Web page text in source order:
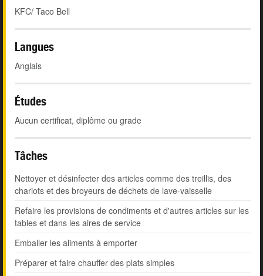
KFC/ Taco Bell
Langues
Anglais
Études
Aucun certificat, diplôme ou grade
Tâches
Nettoyer et désinfecter des articles comme des treillis, des
chariots et des broyeurs de déchets de lave-vaisselle
Refaire les provisions de condiments et d'autres articles sur les
tables et dans les aires de service
Emballer les aliments à emporter
Préparer et faire chauffer des plats simples